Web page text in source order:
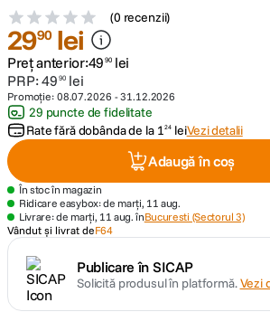
4. peak design
5. canon sx740 hs
6. lavaliera
card memorie
8. dji mic mini
9. dji osmo
10. insta 360
(0 recenzii)
2990 lei
Preț anterior:49 90 lei
PRP:49 90 lei
Promoție: 08.07.2026 -31.12.2026
29 puncte de fidelitate
Rate fără dobânda de la 124 leiVezi detalii
Adaugă în coș
În stoc în magazin
Ridicare easybox: de marți, 11 aug.
Livrare: de marți, 11 aug. înBucuresti (Sectorul 3)
Vândut și livrat deF64
Publicare în SICAP
Solicită produsul în platformă.Vezi